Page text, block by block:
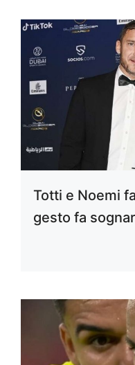
Totti e Noemi
gesto fa